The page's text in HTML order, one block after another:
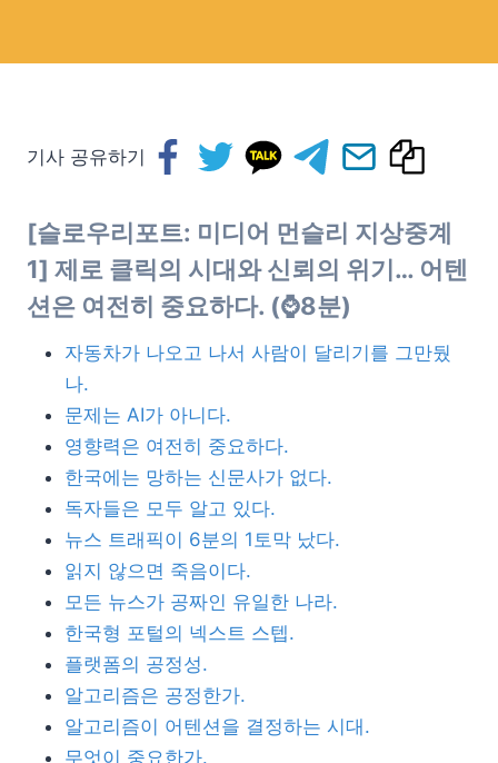
기사 공유하기
[슬로우리포트: 미디어 먼슬리 지상중계
1] 제로 클릭의 시대와 신뢰의 위기… 어텐
션은 여전히 중요하다. (⌚8분)
자동차가 나오고 나서 사람이 달리기를 그만뒀
나.
문제는 AI가 아니다.
영향력은 여전히 중요하다.
한국에는 망하는 신문사가 없다.
독자들은 모두 알고 있다.
뉴스 트래픽이 6분의 1토막 났다.
읽지 않으면 죽음이다.
모든 뉴스가 공짜인 유일한 나라.
한국형 포털의 넥스트 스텝.
플랫폼의 공정성.
알고리즘은 공정한가.
알고리즘이 어텐션을 결정하는 시대.
무엇이 중요한가.